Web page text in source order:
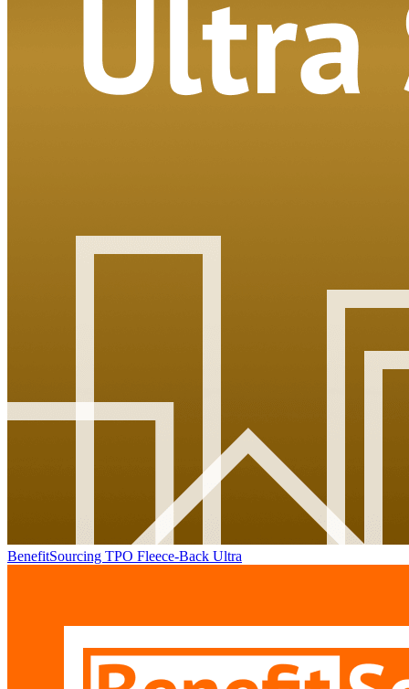
BenefitSourcing TPO Fleece-Back Ultra